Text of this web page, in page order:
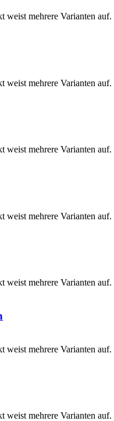
weist mehrere Varianten
weist mehrere Varianten
weist mehrere Varianten
weist mehrere Varianten
weist mehrere Varianten
weist mehrere Varianten
weist mehrere Varianten